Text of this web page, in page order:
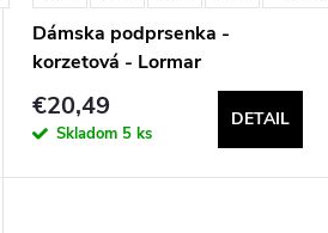
Dámska podprsenka -
korzetová - Lormar
ExtraOrdinary Fascia
€20,49
Skladom 5 ks
DETAIL